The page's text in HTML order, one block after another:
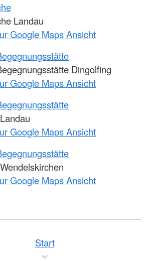
Landau
Google Maps Ansicht
Dingolfing
Google Maps Ansicht
Google Maps Ansicht
Google Maps Ansicht
Start